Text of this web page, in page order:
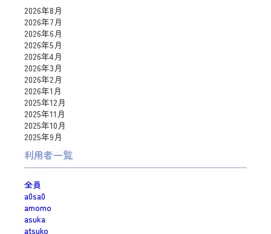
2026年8月
2026年7月
2026年6月
2026年5月
2026年4月
2026年3月
2026年2月
2026年1月
2025年12月
2025年11月
2025年10月
2025年9月
利用者一覧
全員
a0sa0
amomo
asuka
atsuko